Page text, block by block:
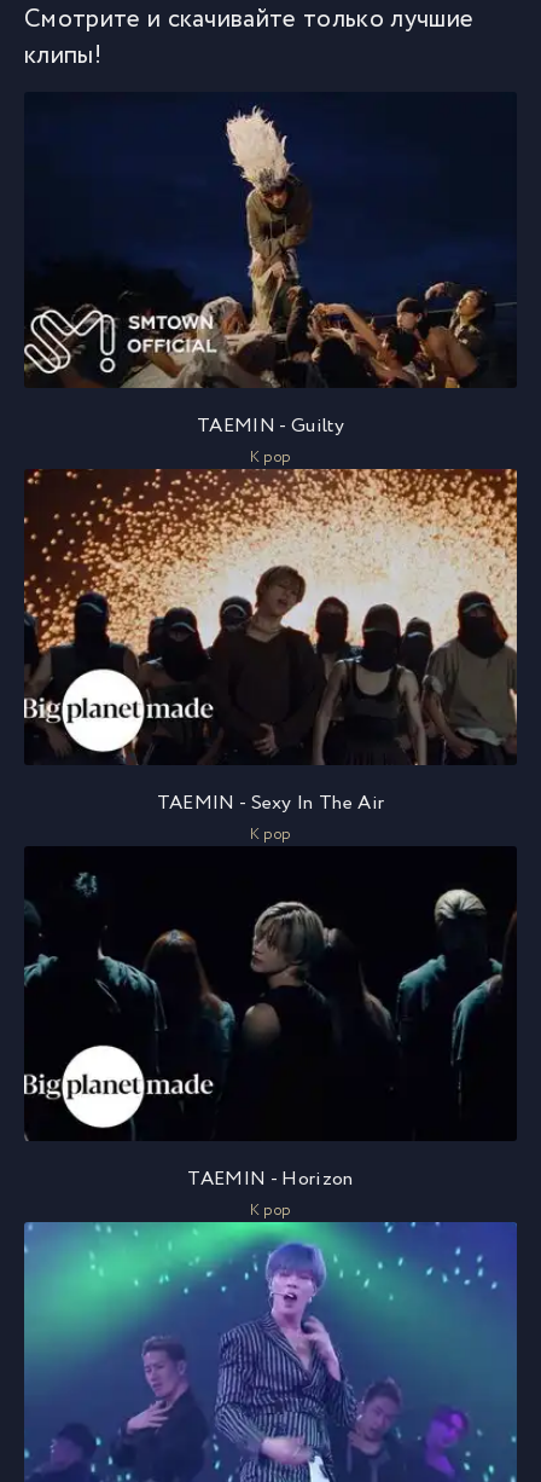
Смотрите и скачивайте только лучшие
клипы!
TAEMIN - Guilty
K pop
TAEMIN - Sexy In The Air
K pop
TAEMIN - Horizon
K pop